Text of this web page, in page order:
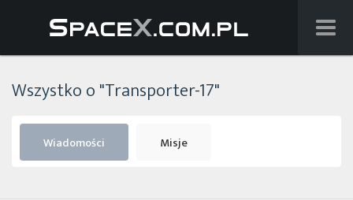
Starlink
Wszystko o "Transporter-17"
Wiadomości Misje